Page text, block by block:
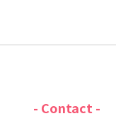
- Contact -